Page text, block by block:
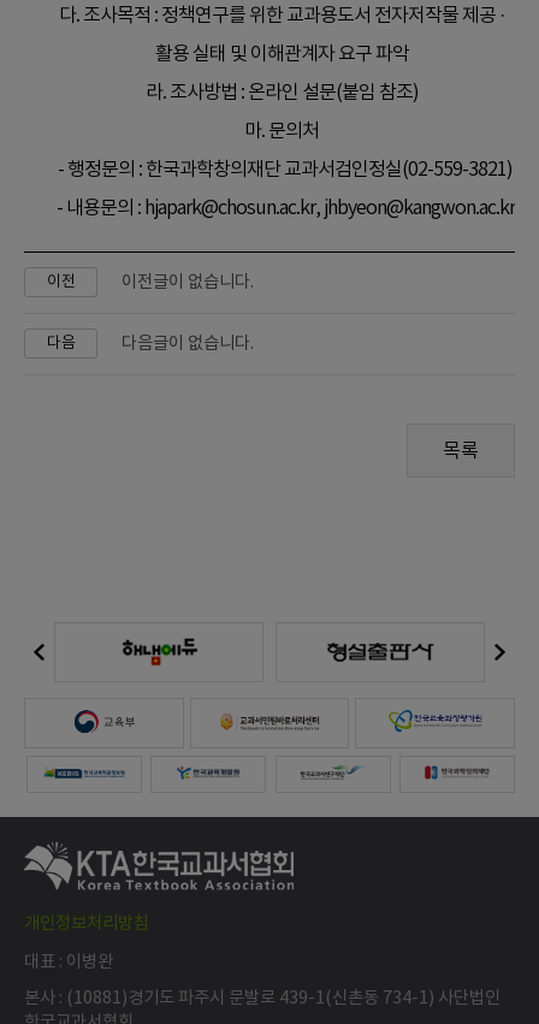
다. 조사목적 : 정책연구를 위한 교과용도서 전자저작물 제공 ·
활용 실태 및 이해관계자 요구 파악
라. 조사방법 : 온라인 설문(붙임 참조)
마. 문의처
- 행정문의 : 한국과학창의재단 교과서검인정실(02-559-3821)
- 내용문의 : hjapark@chosun.ac.kr, jhbyeon@kangwon.ac.kr
이전 이전글이 없습니다.
다음 다음글이 없습니다.
목록
개인정보처리방침
대표 : 이병완
본사 : (10881)경기도 파주시 문발로 439-1(신촌동 734-1) 사단법인